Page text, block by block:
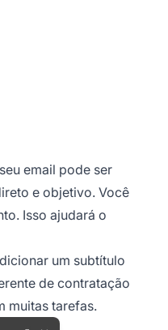
email pode ser
e objetivo. Você
Isso ajudará o
um subtítulo
de contratação
muitas tarefas.